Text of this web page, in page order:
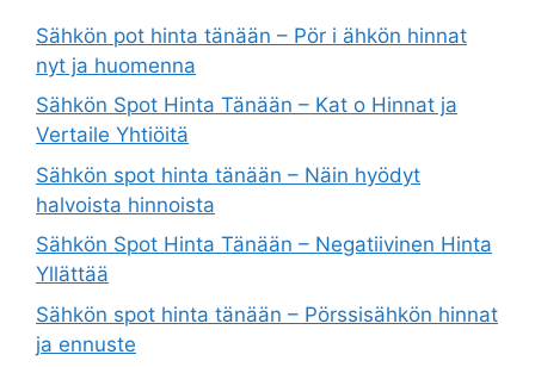
Sähkön pot hinta tänään – Pör i ähkön hinnat
nyt ja huomenna
Sähkön Spot Hinta Tänään – Kat o Hinnat ja
Vertaile Yhtiöitä
Sähkön spot hinta tänään – Näin hyödyt
halvoista hinnoista
Sähkön Spot Hinta Tänään – Negatiivinen Hinta
Yllättää
Sähkön spot hinta tänään – Pörssisähkön hinnat
ja ennuste